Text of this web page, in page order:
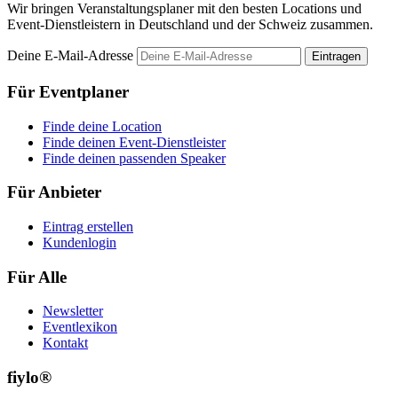
Wir bringen Veranstaltungsplaner mit den besten Locations und
Event-Dienstleistern in Deutschland und der Schweiz zusammen.
Deine E-Mail-Adresse Eintragen
Für Eventplaner
Finde deine Location
Finde deinen Event-Dienstleister
Finde deinen passenden Speaker
Für Anbieter
Eintrag erstellen
Kundenlogin
Für Alle
Newsletter
Eventlexikon
Kontakt
fiylo®